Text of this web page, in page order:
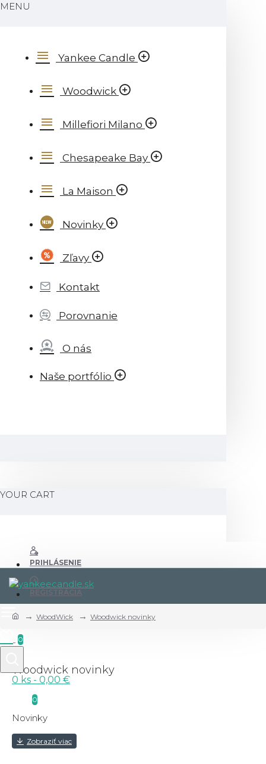
MENU
Yankee Candle
Woodwick
Millefiori Milano
Chesapeake Bay
La Maison
Novinky
Zľavy
Kontakt
Porovnanie
O nás
Naše portfólio
YOUR CART
PRIHLÁSENIE
REGISTRÁCIA
0
0 ks - 0,00 €
0
WoodWick Woodwick novinky
Woodwick novinky
Novinky